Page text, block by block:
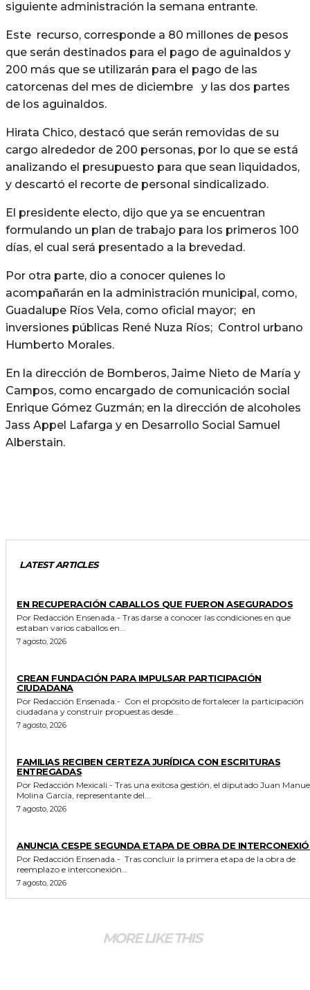
siguiente administración la semana entrante.
Este recurso, corresponde a 80 millones de pesos
que serán destinados para el pago de aguinaldos y
200 más que se utilizarán para el pago de las
catorcenas del mes de diciembre y las dos partes
de los aguinaldos.
Hirata Chico, destacó que serán removidas de su
cargo alrededor de 200 personas, por lo que se está
analizando el presupuesto para que sean liquidados,
y descartó el recorte de personal sindicalizado.
El presidente electo, dijo que ya se encuentran
formulando un plan de trabajo para los primeros 100
días, el cual será presentado a la brevedad.
Por otra parte, dio a conocer quienes lo
acompañarán en la administración municipal, como,
Guadalupe Ríos Vela, como oficial mayor; en
inversiones públicas René Nuza Ríos; Control urbano
Humberto Morales.
En la dirección de Bomberos, Jaime Nieto de María y
Campos, como encargado de comunicación social
Enrique Gómez Guzmán; en la dirección de alcoholes
Jass Appel Lafarga y en Desarrollo Social Samuel
Alberstain.
LATEST ARTICLES
EN RECUPERACIÓN CABALLOS QUE FUERON ASEGURADOS
Por Redacción Ensenada.- Tras darse a conocer las condiciones en que
estaban varios caballos en...
7 agosto, 2026
CREAN FUNDACIÓN PARA IMPULSAR PARTICIPACIÓN
CIUDADANA
Por Redacción Ensenada.- Con el propósito de fortalecer la participación
ciudadana y construir propuestas desde...
7 agosto, 2026
FAMILIAS RECIBEN CERTEZA JURÍDICA CON ESCRITURAS
ENTREGADAS
Por Redacción Mexicali.- Tras una exitosa gestión, el diputado Juan Manuel
Molina García, representante del...
7 agosto, 2026
ANUNCIA CESPE SEGUNDA ETAPA DE OBRA DE
Por Redacción Ensenada.- Tras concluir la primera etapa de la obra de
reemplazo e interconexión...
7 agosto, 2026
MORE LIKE THIS